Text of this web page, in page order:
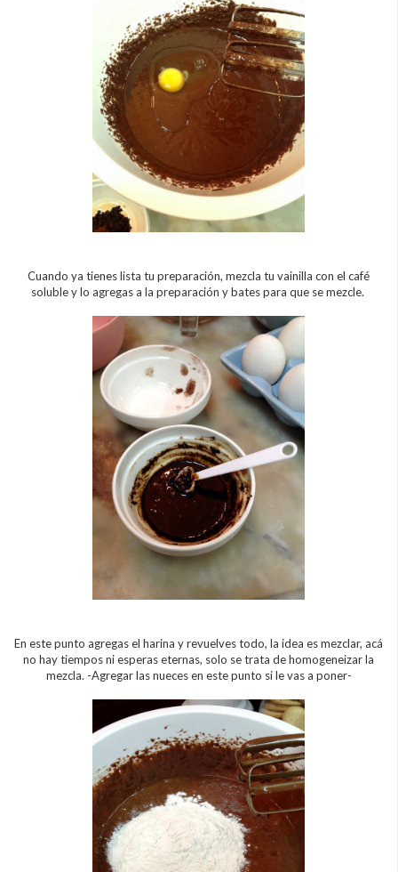
Cuando ya tienes lista tu preparación, mezcla tu vainilla con el café
soluble y lo agregas a la preparación y bates para que se mezcle.
En este punto agregas el harina y revuelves todo, la idea es mezclar, acá
no hay tiempos ni esperas eternas, solo se trata de homogeneizar la
mezcla. -Agregar las nueces en este punto si le vas a poner-